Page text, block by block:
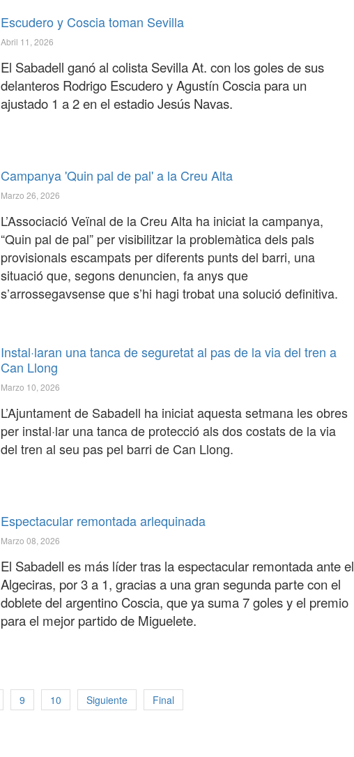
Escudero y Coscia toman Sevilla
Abril 11, 2026
El Sabadell ganó al colista Sevilla At. con los goles de sus
delanteros Rodrigo Escudero y Agustín Coscia para un
ajustado 1 a 2 en el estadio Jesús Navas.
Campanya 'Quin pal de pal' a la Creu Alta
Marzo 26, 2026
L’Associació Veïnal de la Creu Alta ha iniciat la campanya,
“Quin pal de pal” per visibilitzar la problemàtica dels pals
provisionals escampats per diferents punts del barri, una
situació que, segons denuncien, fa anys que
s’arrossegavsense que s’hi hagi trobat una solució definitiva.
Instal·laran una tanca de seguretat al pas de la via del tren a
Can Llong
Marzo 10, 2026
L’Ajuntament de Sabadell ha iniciat aquesta setmana les obres
per instal·lar una tanca de protecció als dos costats de la via
del tren al seu pas pel barri de Can Llong.
Espectacular remontada arlequinada
Marzo 08, 2026
El Sabadell es más líder tras la espectacular remontada ante el
Algeciras, por 3 a 1, gracias a una gran segunda parte con el
doblete del argentino Coscia, que ya suma 7 goles y el premio
para el mejor partido de Miguelete.
9 10 Siguiente
Final